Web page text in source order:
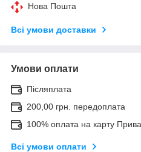
Нова Пошта
Всі умови доставки
Умови оплати
Післяплата
200,00 грн. передоплата
100% оплата на карту
Всі умови оплати